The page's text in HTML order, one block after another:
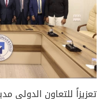
تعزيزاً للتعاون الدولي